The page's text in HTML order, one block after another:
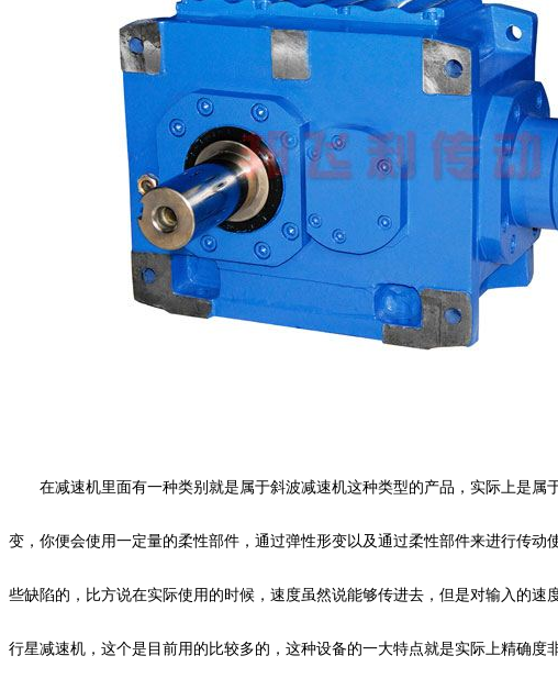
在减速机里面有一种类别就是属于斜波减速机这种类型的产品，实际上是
变，你便会使用一定量的柔性部件，通过弹性形变以及通过柔性部件来进行传
些缺陷的，比方说在实际使用的时候，速度虽然说能够传进去，但是对输入的
行星减速机，这个是目前用的比较多的，这种设备的一大特点就是实际上精确